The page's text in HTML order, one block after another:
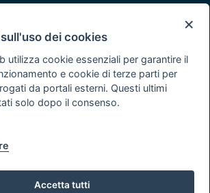
con risorse del POR Puglia 2014/2020 -
© Regione Puglia
×
dei cookies
utilizza cookie essenziali per garantire il
e cookie di terze parti per
da portali esterni. Questi ultimi
solo dopo il consenso.
Accetta tutti